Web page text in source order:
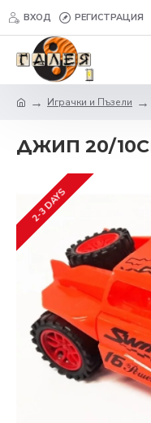
ВХОД РЕГИСТРАЦИЯ
Играчки и Пъзели
ДЖИП 20/
2-3 DAYS